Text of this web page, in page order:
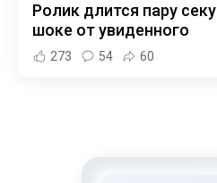
Ролик длится пару
шоке от увиденного
273 54 60